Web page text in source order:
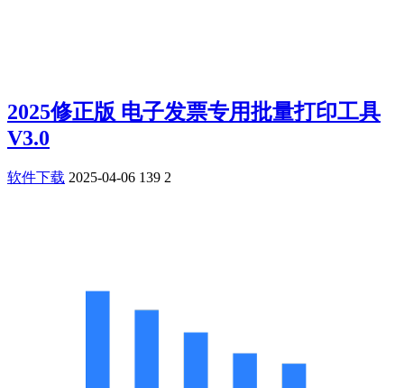
2025修正版 电子发票专用批量打印工具
V3.0
软件下载 2025-04-06 139 2